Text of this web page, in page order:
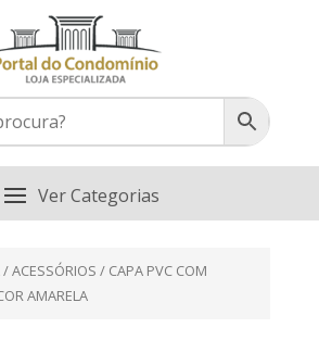
/ACESSÓRIOS / CAPA PVC COM
AMARELA